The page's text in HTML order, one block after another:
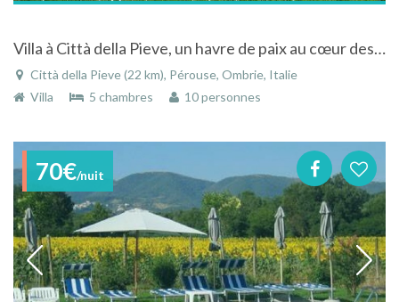
Villa à Città della Pieve, un havre de paix au cœur des bois et des oliveraies
Città della Pieve (22 km), Pérouse, Ombrie, Italie
Villa
5 chambres 10 personnes
70€/nuit